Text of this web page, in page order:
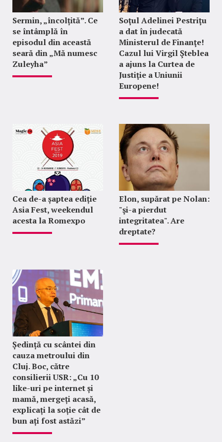
Sermin, „încolțită”. Ce
se întâmplă în
episodul din această
seară din „Mă numesc
Zuleyha”
Soţul Adelinei Pestriţu
a dat în judecată
Ministerul de Finanţe!
Cazul lui Virgil Şteblea
a ajuns la Curtea de
Justiţie a Uniunii
Europene!
Cea de-a șaptea ediție
Asia Fest, weekendul
acesta la Romexpo
Elon, supărat pe Nolan:
"şi-a pierdut
integritatea". Are
dreptate?
Ședință cu scântei din
cauza metroului din
Cluj. Boc, către
consilierii USR: „Cu 10
like-uri pe internet și
mamă, mergeți acasă,
explicați la soție cât de
bun ați fost astăzi”